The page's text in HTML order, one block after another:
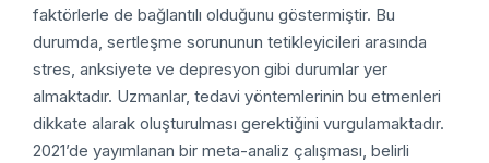
faktörlerle de bağlantılı olduğunu göstermiştir. Bu
durumda, sertleşme sorununun tetikleyicileri arasında
stres, anksiyete ve depresyon gibi durumlar yer
almaktadır. Uzmanlar, tedavi yöntemlerinin bu etmenleri
dikkate alarak oluşturulması gerektiğini vurgulamaktadır.
2021’de yayımlanan bir meta-analiz çalışması, belirli